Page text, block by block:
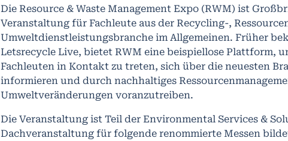
Die Resource & Waste Management Expo (RWM) ist
Veranstaltung für Fachleute aus der Recycling-,
Umweltdienstleistungsbranche im Allgemeinen. Früher
Letsrecycle Live, bietet RWM eine beispiellose Plattform,
Fachleuten in Kontakt zu treten, sich über die neuesten
informieren und durch nachhaltiges
Umweltveränderungen voranzutreiben.
Die Veranstaltung ist Teil der Environmental Services &
Dachveranstaltung für folgende renommierte Messen